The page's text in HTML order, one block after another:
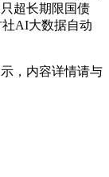
超长期限国债
AI大数据自动
，内容详情请与